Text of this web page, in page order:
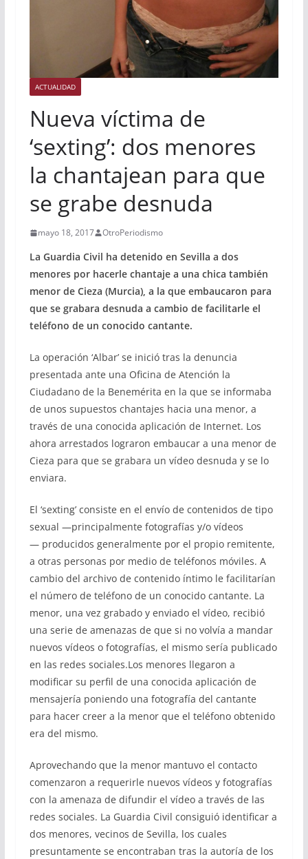
ACTUALIDAD
Nueva víctima de
‘sexting’: dos menores
la chantajean para que
se grabe desnuda
mayo 18, 2017 OtroPeriodismo
La Guardia Civil ha detenido en Sevilla a dos
menores por hacerle chantaje a una chica también
menor de Cieza (Murcia), a la que embaucaron para
que se grabara desnuda a cambio de facilitarle el
teléfono de un conocido cantante.
La operación ‘Albar’ se inició tras la denuncia
presentada ante una Oficina de Atención la
Ciudadano de la Benemérita en la que se informaba
de unos supuestos chantajes hacia una menor, a
través de una conocida aplicación de Internet. Los
ahora arrestados lograron embaucar a una menor de
Cieza para que se grabara un vídeo desnuda y se lo
enviara.
El ‘sexting’ consiste en el envío de contenidos de tipo
sexual —principalmente fotografías y/o vídeos
— producidos generalmente por el propio remitente,
a otras personas por medio de teléfonos móviles. A
cambio del archivo de contenido íntimo le facilitarían
el número de teléfono de un conocido cantante. La
menor, una vez grabado y enviado el vídeo, recibió
una serie de amenazas de que si no volvía a mandar
nuevos vídeos o fotografías, el mismo sería publicado
en las redes sociales.Los menores llegaron a
modificar su perfil de una conocida aplicación de
mensajería poniendo una fotografía del cantante
para hacer creer a la menor que el teléfono obtenido
era del mismo.
Aprovechando que la menor mantuvo el contacto
comenzaron a requerirle nuevos vídeos y fotografías
con la amenaza de difundir el vídeo a través de las
redes sociales. La Guardia Civil consiguió identificar a
dos menores, vecinos de Sevilla, los cuales
presuntamente se encontraban tras la autoría de los